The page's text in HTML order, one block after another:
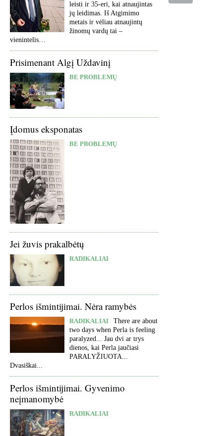
leisti ir 35-eri, kai atnaujintas
jų leidimas. Iš Atgimimo
metais ir vėliau atnaujintų
žinomų vardų tai –
vienintelis…
Prisimenant Algį Uždavinį
BE PROBLEMŲ
Įdomus eksponatas
BE PROBLEMŲ
Jei žuvis prakalbėtų
RADIKALIAI
Perlos išmintijimai. Nėra ramybės
RADIKALIAI
There are about
two days when Perla is feeling
paralyzed... Jau dvi ar trys
dienos, kai Perla jaučiasi
PARALYŽIUOTA...
Dvasiškai...
Perlos išmintijimai. Gyvenimo
neįmanomybė
RADIKALIAI